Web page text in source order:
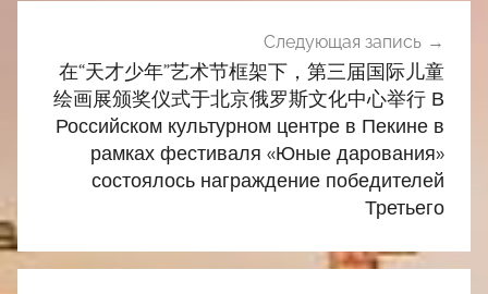
Следующая запись
在“天才少年”艺术节框架下，第三届国际儿童
绘画展颁奖仪式于北京俄罗斯文化中心举行 В
Российском культурном центре в Пекине в
рамках фестиваля «Юные дарования»
состоялось награждение победителей
Третьего